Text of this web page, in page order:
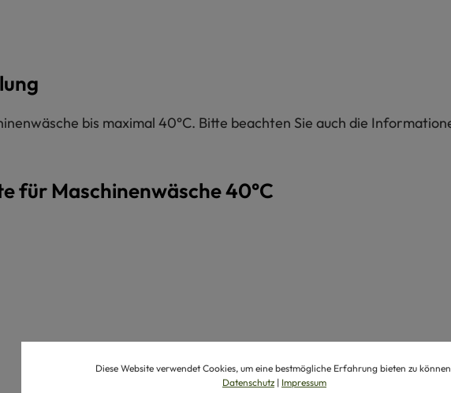
bis maximal 40°C. Bitte beachten Sie auch die
für Maschinenwäsche 40°C
Diese Website verwendet Cookies, um eine bestmögliche Erfahrung bieten zu
Datenschutz | Impressum